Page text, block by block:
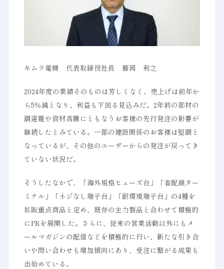
キムラ電機 代表取締役社長 藤岡 利之
2024年度の業績そのものは芳しくなく、売上げは前年か
ら5％減となり、利益も下回る見込みだ。2年前の部材の
調達難や資材高騰にともなうお客様の先行発注の影響が
継続したとみている。一部の建設関係のお客様は堅調と
なっているが、その他のユーザーからの発注が戻ってき
ていない状況だ。
そうしたなかで、「海外規格ヒューズ台」「省配線ター
ミナル」「ネジなし端子台」「耐環境端子台」の4種を
拡販重点商品と定め、既存の主力製品と合わせて積極的
にPRを展開した。さらに、従来の営業活動以外にもメ
ールマガジンの配信などを積極的に行い、新たな引き合
いや問い合わせも増加傾向にあり、受注に繋がる成果も
出始めている。